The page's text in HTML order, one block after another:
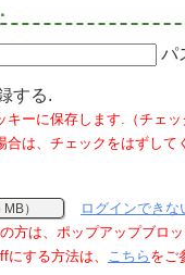
パ
する.
キーに保存します.（チェ
合は、チェックをはずして
）
ログインできな
方は、ポップアップブロ
する方法は、 こちら をご